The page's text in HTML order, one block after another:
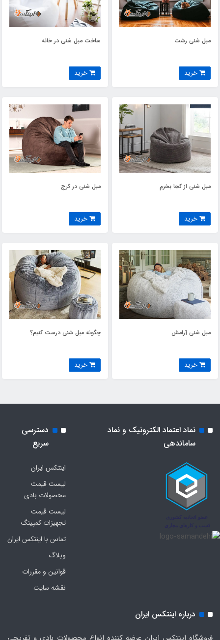
مبل شنی رشت ساخت مبل شنی در خانه
مبل شنی از کجا بخرم مبل شنی در کرج
مبل شنی آرامش چگونه مبل شنی درست کنیم؟
نماد اعتماد الکترونیک و نماد
ساماندهی
دسترسی
سریع
اینتکس ایران
لیست قیمت
محصولات بادی
لیست قیمت
تجهیزات کمپینگ
تماس با اینتکس ایران
وبلاگ
قوانین و مقررات
نقشه سایت
درباره اینتکس ایران